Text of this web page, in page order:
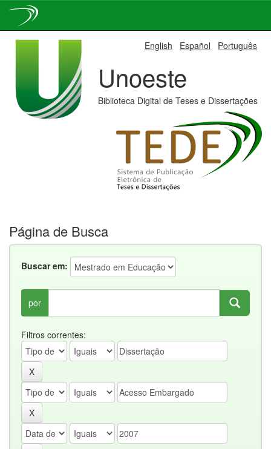
English Español Português
Unoeste
Biblioteca Digital de Teses e Dissertações
Página de Busca
Buscar em:
por
Filtros correntes: